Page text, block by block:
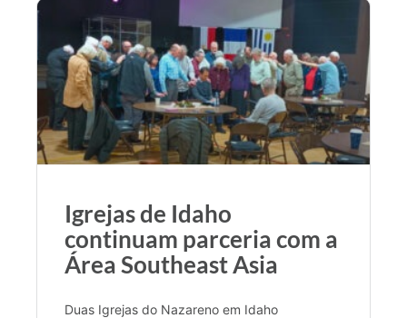
Igrejas de Idaho
continuam parceria com a
Área Southeast Asia
Duas Igrejas do Nazareno em Idaho